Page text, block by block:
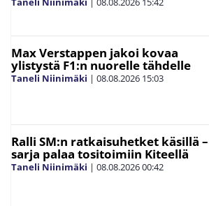
Max Verstappen jakoi kovaa
ylistystä F1:n nuorelle tähdelle
Taneli Niinimäki | 08.08.2026 15:03
Ralli SM:n ratkaisuhetket käsillä –
sarja palaa tositoimiin Kiteellä
Taneli Niinimäki | 08.08.202600:42